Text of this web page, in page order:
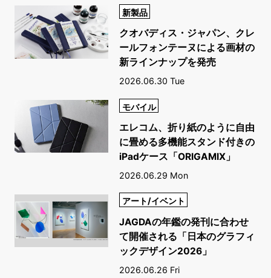
新製品
クオバディス・ジャパン、クレ
ールフォンテーヌによる画材の
新ラインナップを発売
2026.06.30 Tue
モバイル
エレコム、折り紙のように自由
に畳める多機能スタンド付きの
iPadケース「ORIGAMIX」
2026.06.29 Mon
アート/イベント
JAGDAの年鑑の発刊に合わせ
て開催される「日本のグラフィ
ックデザイン2026」
2026.06.26 Fri